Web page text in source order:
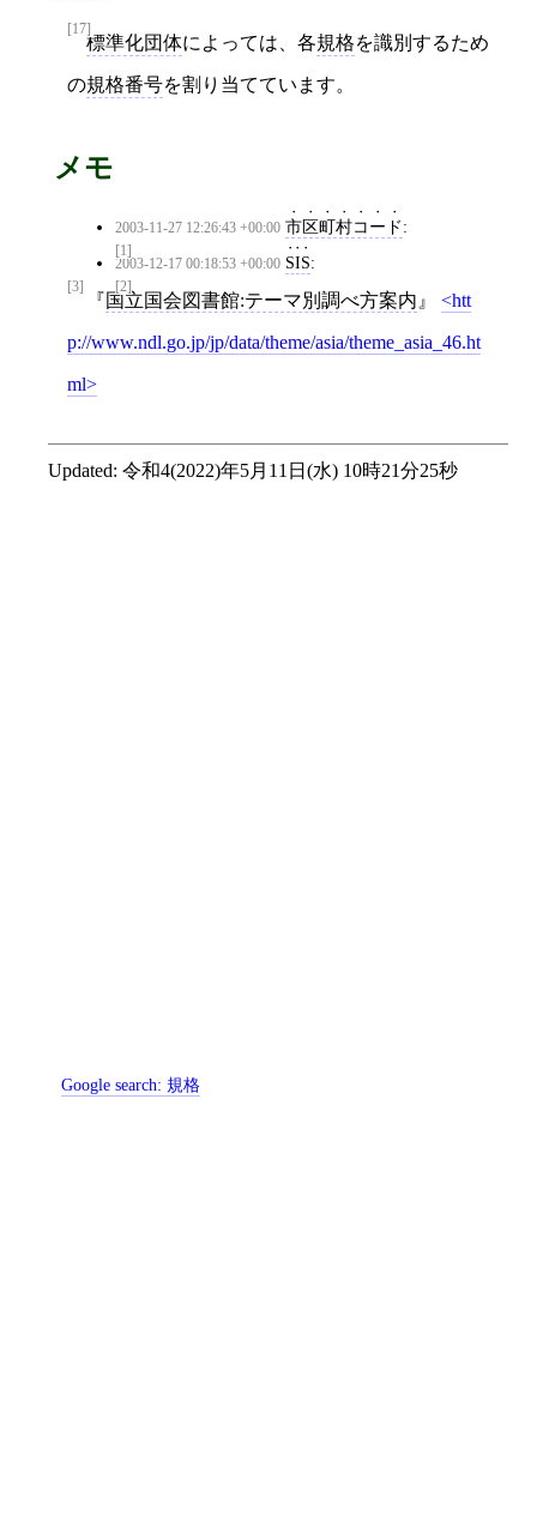
[17]
標準化団体によっては、各規格を識別するため
の規格番号を割り当てています。
メモ
[1]
2003-11-27 12:26:43 +00:00 市区町村コード:
[2]
2003-12-17 00:18:53 +00:00 SIS:
[3]
国立国会図書館:テーマ別調べ方案内 htt
p://www.ndl.go.jp/jp/data/theme/asia/theme_asia_46.ht
ml
Updated: 令和4(2022)年5月11日(水) 10時21分25秒
Google search:規格